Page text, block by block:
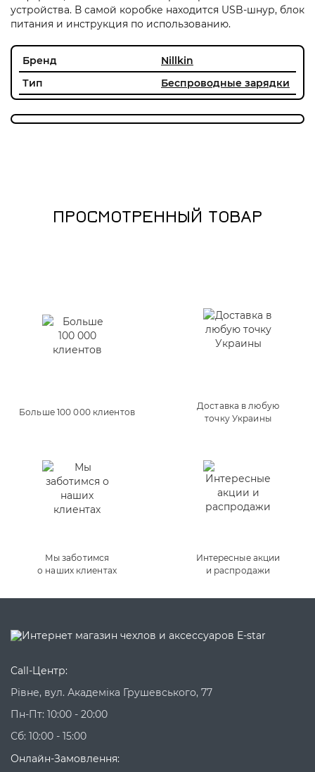
устройства. В самой коробке находится USB-шнур, блок
питания и инструкция по использованию.
Бренд
Nillkin
Тип
Беcпроводные зарядки
ПРОСМОТРЕННЫЙ ТОВАР
Больше 100 000 клиентов
Доставка в любую
точку Украины
Мы заботимся
о наших клиентах
Интересные акции
и распродажи
Call-Центр:
Рівне, вул. Академіка Грушевського, 77
Пн-Пт: 10:00 - 20:00
Сб: 10:00 - 15:00
Онлайн-Замовлення: